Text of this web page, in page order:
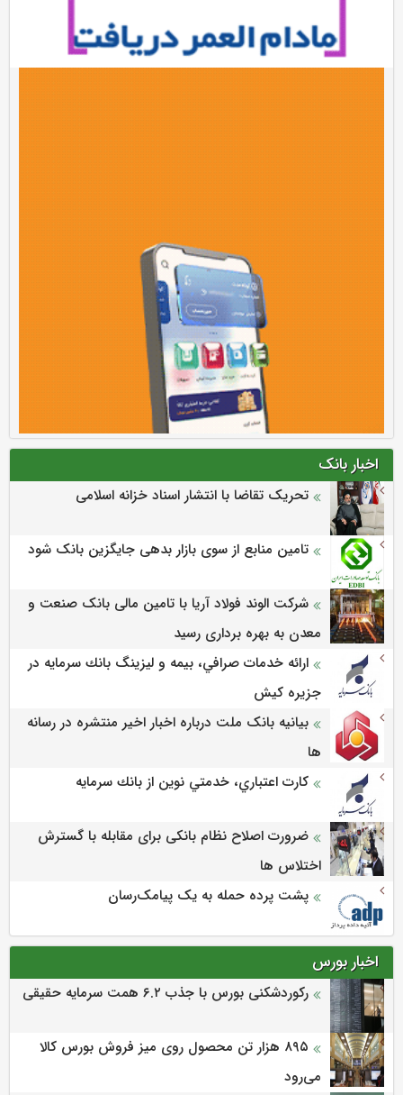
اخبار بانک
تحریک تقاضا با انتشار اسناد خزانه اسلامی
تامین منابع از سوی بازار بدهی جایگزین بانک شود
شرکت الوند فولاد آریا با تامین مالی بانک صنعت و
معدن به بهره برداری رسید
ارائه خدمات صرافي، بيمه و ليزينگ بانك سرمايه در
جزيره كيش
بیانیه بانک ملت درباره اخبار اخیر منتشره در رسانه
ها
كارت اعتباري، خدمتي نوين از بانك سرمايه
ضرورت اصلاح نظام بانکی برای مقابله با گسترش
اختلاس ها
پشت پرده حمله به یک پیامک‌رسان
اخبار بورس
رکوردشکنی بورس با جذب ۶.۲ همت سرمایه حقیقی
۸۹۵ هزار تن محصول روی میز فروش بورس کالا
می‌‌رود